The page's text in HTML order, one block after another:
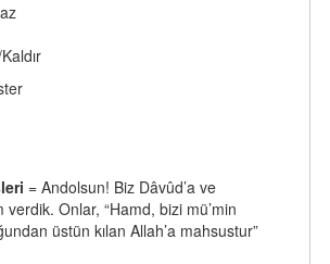
= Andolsun! Biz Dâvûd’a ve
verdik. Onlar, “Hamd, bizi mü’min
üstün kılan Allah’a mahsustur”